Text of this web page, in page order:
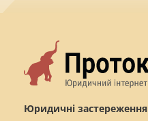
Юридичні застереження